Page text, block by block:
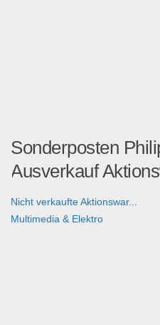
Sonderposten
Ausverkauf
Nicht verkaufte Aktionswar...
Multimedia & Elektro